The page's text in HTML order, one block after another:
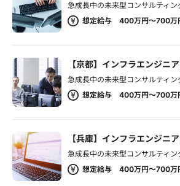
急成長中の未来型コンサルティ
想定給与 400万円～700万
【京都】インフラエンジニ
急成長中の未来型コンサルティ
想定給与 400万円～700万
【兵庫】インフラエンジニ
急成長中の未来型コンサルティ
想定給与 400万円～700万